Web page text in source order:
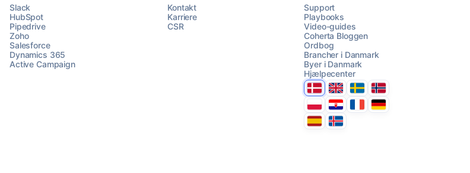
AI Campaign Assist Chat with us
Slack
HubSpot
Pipedrive
Zoho
Salesforce
Dynamics 365
Active Campaign
Kontakt
Karriere
CSR
Support
Playbooks
Video-guides
Coherta Bloggen
Ordbog
Brancher i Danmark
Byer i Danmark
Hjælpecenter
DanmarkUnited Kingdom
SverigeNorge
PolskaHrvatskaFranceDeutschland
EspanaÍsland